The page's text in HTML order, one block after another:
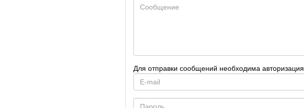
Для отправки сообщений необходима авторизация.
mail
Password